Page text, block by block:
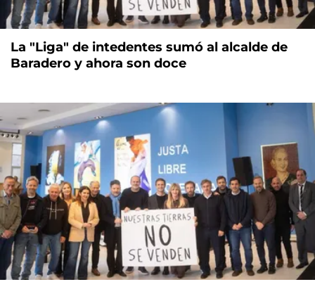
La "Liga" de intedentes sumó al alcalde de
Baradero y ahora son doce